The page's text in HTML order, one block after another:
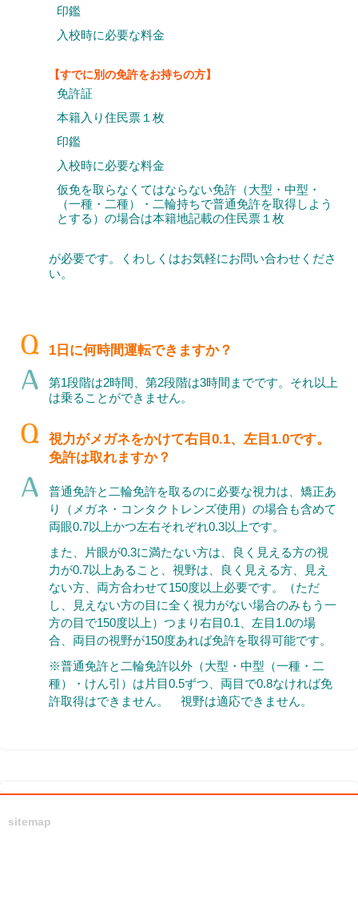
印鑑
入校時に必要な料金
【すでに別の免許をお持ちの方】
免許証
本籍入り住民票１枚
印鑑
入校時に必要な料金
仮免を取らなくてはならない免許（大型・中型・
（一種・二種）・二輪持ちで普通免許を取得しよう
とする）の場合は本籍地記載の住民票１枚
が必要です。くわしくはお気軽にお問い合わせくださ
い。
1日に何時間運転できますか？
第1段階は2時間、第2段階は3時間までです。それ以上
は乗ることができません。
視力がメガネをかけて右目0.1、左目1.0です。
免許は取れますか？
普通免許と二輪免許を取るのに必要な視力は、矯正あ
り（メガネ・コンタクトレンズ使用）の場合も含めて
両眼0.7以上かつ左右それぞれ0.3以上です。
また、片眼が0.3に満たない方は、良く見える方の視
力が0.7以上あること、視野は、良く見える方、見え
ない方、両方合わせて150度以上必要です。（ただ
し、見えない方の目に全く視力がない場合のみもう一
方の目で150度以上）つまり右目0.1、左目1.0の場
合、両目の視野が150度あれば免許を取得可能です。
※普通免許と二輪免許以外（大型・中型（一種・二
種）・けん引）は片目0.5ずつ、両目で0.8なければ免
許取得はできません。 視野は適応できません。
sitemap